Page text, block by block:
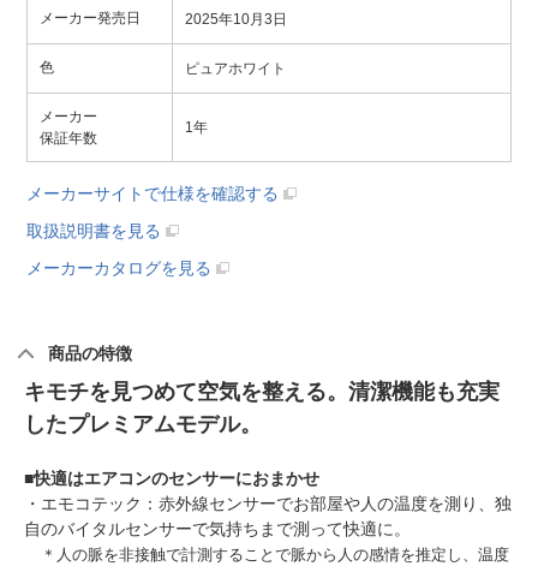
メーカー発売日 2025年10月3日
色 ピュアホワイト
メーカー
保証年数
1年
メーカーサイトで仕様を確認する
取扱説明書を見る
メーカーカタログを見る
商品の特徴
キモチを見つめて空気を整える。清潔機能も充実
したプレミアムモデル。
■快適はエアコンのセンサーにおまかせ
・エモコテック：赤外線センサーでお部屋や人の温度を測り、独
自のバイタルセンサーで気持ちまで測って快適に。
＊人の脈を非接触で計測することで脈から人の感情を推定し、温度